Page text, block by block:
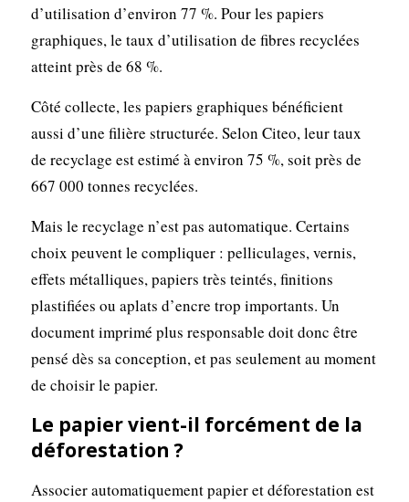
d’utilisation d’environ 77 %. Pour les papiers
graphiques, le taux d’utilisation de fibres recyclées
atteint près de 68 %.
Côté collecte, les papiers graphiques bénéficient
aussi d’une filière structurée. Selon Citeo, leur taux
de recyclage est estimé à environ 75 %, soit près de
667 000 tonnes recyclées.
Mais le recyclage n’est pas automatique. Certains
choix peuvent le compliquer : pelliculages, vernis,
effets métalliques, papiers très teintés, finitions
plastifiées ou aplats d’encre trop importants. Un
document imprimé plus responsable doit donc être
pensé dès sa conception, et pas seulement au moment
de choisir le papier.
Le papier vient-il forcément de la
déforestation ?
Associer automatiquement papier et déforestation est